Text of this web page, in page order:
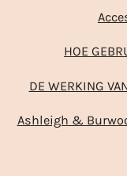
HOE
DE WERKING
Ashleigh &